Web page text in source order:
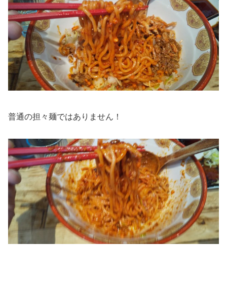
普通の担々麺ではありません！